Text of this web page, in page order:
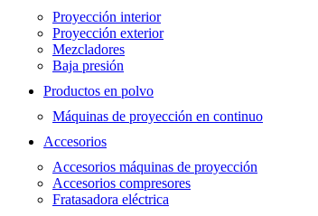
Proyección interior
Proyección exterior
Mezcladores
Baja presión
Productos en polvo
Máquinas de proyección en continuo
Accesorios
Accesorios máquinas de proyección
Accesorios compresores
Fratasadora eléctrica